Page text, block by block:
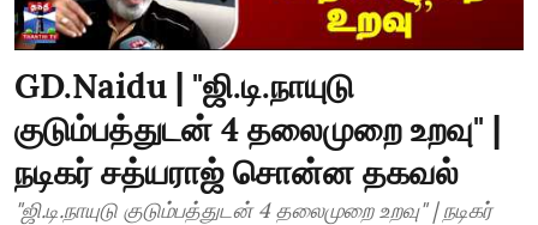
GD.Naidu | "ஜி.டி.நாயுடு
குடும்பத்துடன் 4 தலைமுறை உறவு" |
நடிகர் சத்யராஜ் சொன்ன தகவல்
"ஜி.டி.நாயுடு குடும்பத்துடன் 4 தலைமுறை உறவு" | நடிகர்